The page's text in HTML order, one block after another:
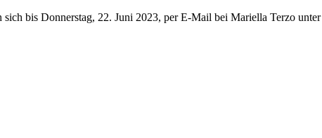
bis Donnerstag, 22. Juni 2023, per E-Mail bei Mariella Terzo unter